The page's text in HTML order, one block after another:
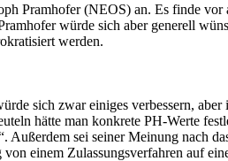
Pramhofer (NEOS) an. Es finde vor
würde sich aber generell
werden.
sich zwar einiges verbessern, aber
hätte man konkrete PH-Werte
sei seiner Meinung nach
einem Zulassungsverfahren auf